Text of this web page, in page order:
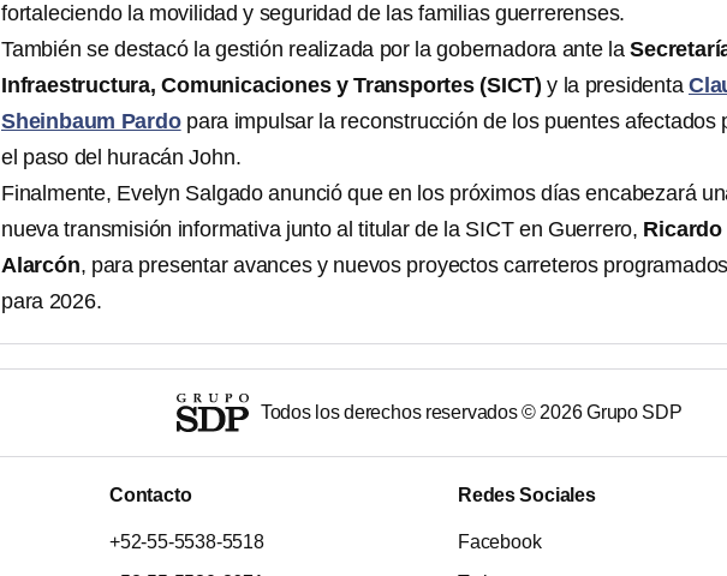
fortaleciendo la movilidad y seguridad de las familias guerrerenses.
También se destacó la gestión realizada por la gobernadora ante la
Infraestructura, Comunicaciones y Transportes (SICT) y la presidenta
Sheinbaum Pardopara impulsar la reconstrucción de los puentes afectados
el paso del huracán John.
Finalmente, Evelyn Salgado anunció que en los próximos días encabezará
nueva transmisión informativa junto al titular de la SICT en Guerrero, Ricardo
Alarcón, para presentar avances y nuevos proyectos carreteros programados
para 2026.
Todos los derechos reservados © 2026Grupo SDP
Contacto
+52-55-5538-5518
Redes Sociales
Facebook